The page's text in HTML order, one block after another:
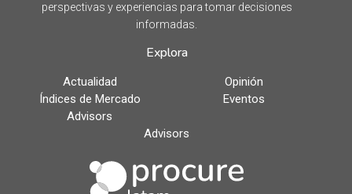
perspectivas y experiencias para tomar decisiones
informadas.
Explora
Actualidad
Opinión
Índices de Mercado
Eventos
Advisors
Advisors